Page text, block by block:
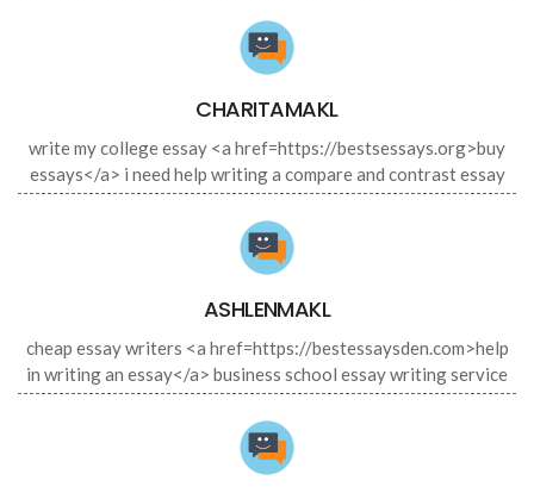
CHARITAMAKL
write my college essay <a href=https://bestsessays.org>buy
essays</a> i need help writing a compare and contrast essay
ASHLENMAKL
cheap essay writers <a href=https://bestessaysden.com>help
in writing an essay</a> business school essay writing service